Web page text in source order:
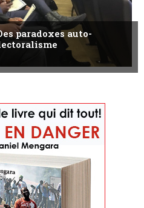
paradoxes auto-